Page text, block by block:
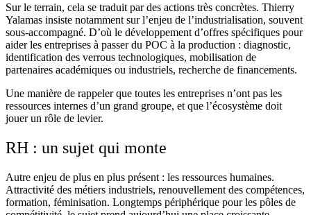
Sur le terrain, cela se traduit par des actions très concrètes. Thierry
Yalamas insiste notamment sur l’enjeu de l’industrialisation, souvent
sous-accompagné. D’où le développement d’offres spécifiques pour
aider les entreprises à passer du POC à la production : diagnostic,
identification des verrous technologiques, mobilisation de
partenaires académiques ou industriels, recherche de financements.
Une manière de rappeler que toutes les entreprises n’ont pas les
ressources internes d’un grand groupe, et que l’écosystème doit
jouer un rôle de levier.
RH : un sujet qui monte
Autre enjeu de plus en plus présent : les ressources humaines.
Attractivité des métiers industriels, renouvellement des compétences,
formation, féminisation. Longtemps périphérique pour les pôles de